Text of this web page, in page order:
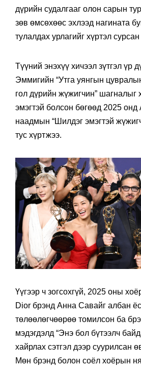
дүрийн судалгааг олон сарын
зөв өмсөхөөс эхлээд нагината
тулалдах урлагийг хүртэл сурсан
Түүний энэхүү хичээл зүтгэл үр
Эммигийн “Утга уянгын
гол дүрийн жүжигчин” шагналыг
эмэгтэй болсон бөгөөд 2025
наадмын “Шилдэг эмэгтэй
тус хүртжээ.
Үүгээр ч зогсохгүй, 2025 оны
Dior брэнд Анна Савайг албан
төлөөлөгчөөрөө томилсон ба
мэдэгдэлд “Энэ бол бүтээлч
хайрлах сэтгэл дээр суурилсан
Мөн брэнд болон соёл хоёрын